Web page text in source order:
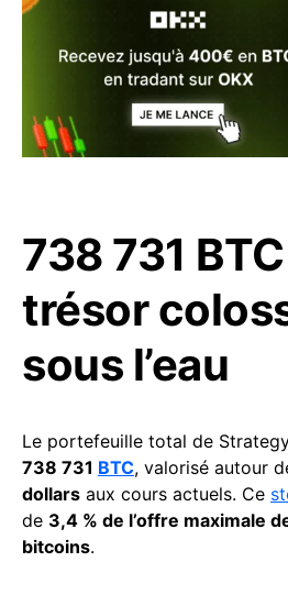
738 731
trésor
sous l’eau
Le portefeuille total de
738 731 BTC, valorisé autour
dollars aux cours actuels. Ce
de 3,4 % de l’offre maximale
bitcoins.